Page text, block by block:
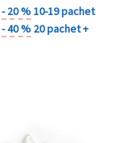
- 20 %10-19 pachet
- 40 % 20 pachet +